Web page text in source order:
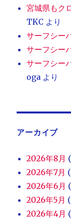
宮城県もク
TKC より
サーフシー
サーフシー
サーフシー
oga より
アーカイブ
2026年8月
2026年7月
2026年6月
2026年5月
2026年4月